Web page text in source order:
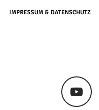
IMPRESSUM & DATENSCHUTZ